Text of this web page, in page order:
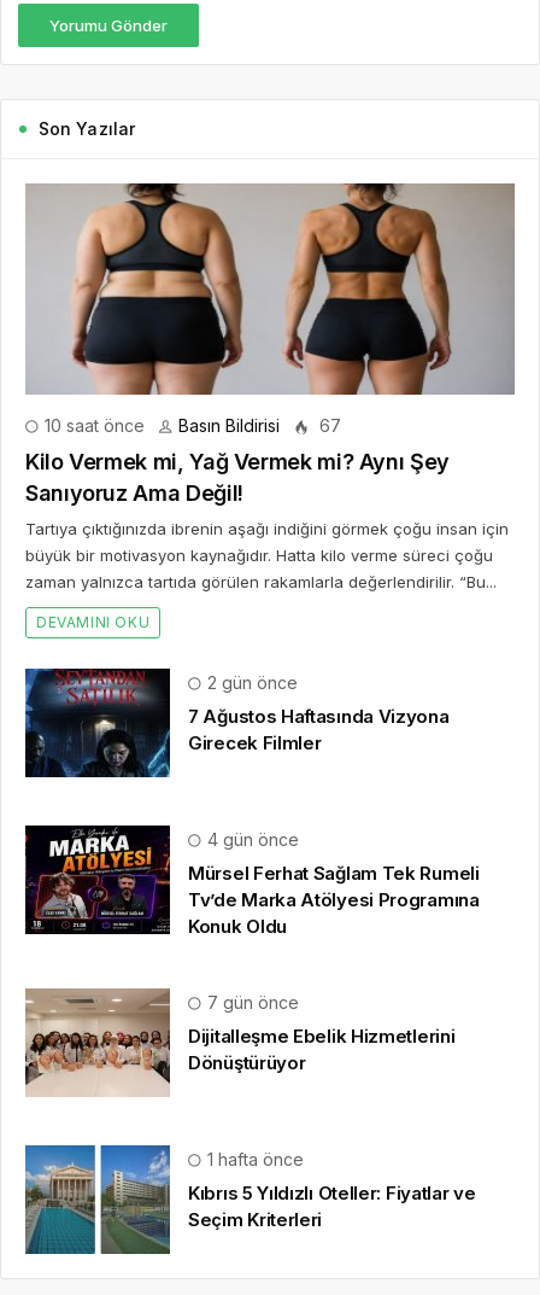
Yorumu Gönder
Son Yazılar
10 saat önce Basın Bildirisi 67
Kilo Vermek mi, Yağ Vermek mi? Aynı Şey
Sanıyoruz Ama Değil!
Tartıya çıktığınızda ibrenin aşağı indiğini görmek çoğu insan için
büyük bir motivasyon kaynağıdır. Hatta kilo verme süreci çoğu
zaman yalnızca tartıda görülen rakamlarla değerlendirilir. “Bu...
DEVAMINI OKU
2 gün önce
7 Ağustos Haftasında Vizyona
Girecek Filmler
4 gün önce
Mürsel Ferhat Sağlam Tek Rumeli
Tv’de Marka Atölyesi Programına
Konuk Oldu
7 gün önce
Dijitalleşme Ebelik Hizmetlerini
Dönüştürüyor
1 hafta önce
Kıbrıs 5 Yıldızlı Oteller: Fiyatlar ve
Seçim Kriterleri